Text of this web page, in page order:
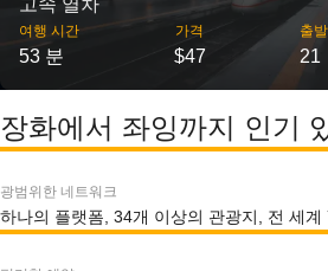
고속 열차
여행 시간
53 분
가격
$47
출발
21
장화에서 좌잉까지 인기
광범위한 네트워크
하나의 플랫폼, 34개 이상의 관광지, 전 세계